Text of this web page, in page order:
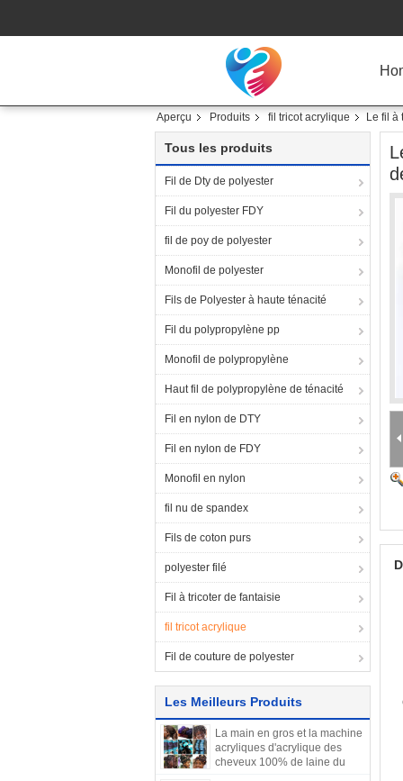
Aperçu Produits fil tricot acrylique Le fil à
Tous les produits
Fil de Dty de polyester
Fil du polyester FDY
fil de poy de polyester
Monofil de polyester
Fils de Polyester à haute ténacité
Fil du polypropylène pp
Monofil de polypropylène
Haut fil de polypropylène de ténacité
Fil en nylon de DTY
Fil en nylon de FDY
Monofil en nylon
fil nu de spandex
Fils de coton purs
polyester filé
Fil à tricoter de fantaisie
fil tricot acrylique
Fil de couture de polyester
Les Meilleurs Produits
La main en gros et la machine
acryliques d'acrylique des
cheveux 100% de laine du